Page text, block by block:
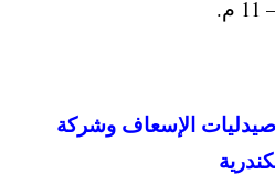
صيدليات الإسعاف وشركة